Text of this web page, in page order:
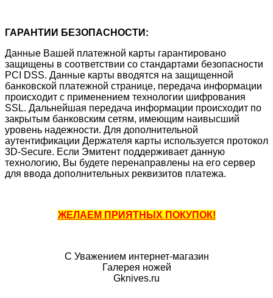
ГАРАНТИИ БЕЗОПАСНОСТИ:
Данные Вашей платежной карты гарантировано
защищены в соответствии со стандартами безопасности
PCI DSS. Данные карты вводятся на защищенной
банковской платежной странице, передача информации
происходит с применением технологии шифрования
SSL. Дальнейшая передача информации происходит по
закрытым банковским сетям, имеющим наивысший
уровень надежности. Для дополнительной
аутентификации Держателя карты используется протокол
3D-Secure. Если Эмитент поддерживает данную
технологию, Вы будете перенаправлены на его сервер
для ввода дополнительных реквизитов платежа.
ЖЕЛАЕМ ПРИЯТНЫХ ПОКУПОК!
С Уважением интернет-магазин
Галерея ножей
Gknives.ru